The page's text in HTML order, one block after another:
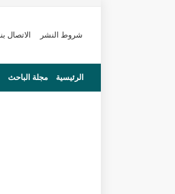
شروط النشر الاتصال
الرئيسية مجلة الباحث